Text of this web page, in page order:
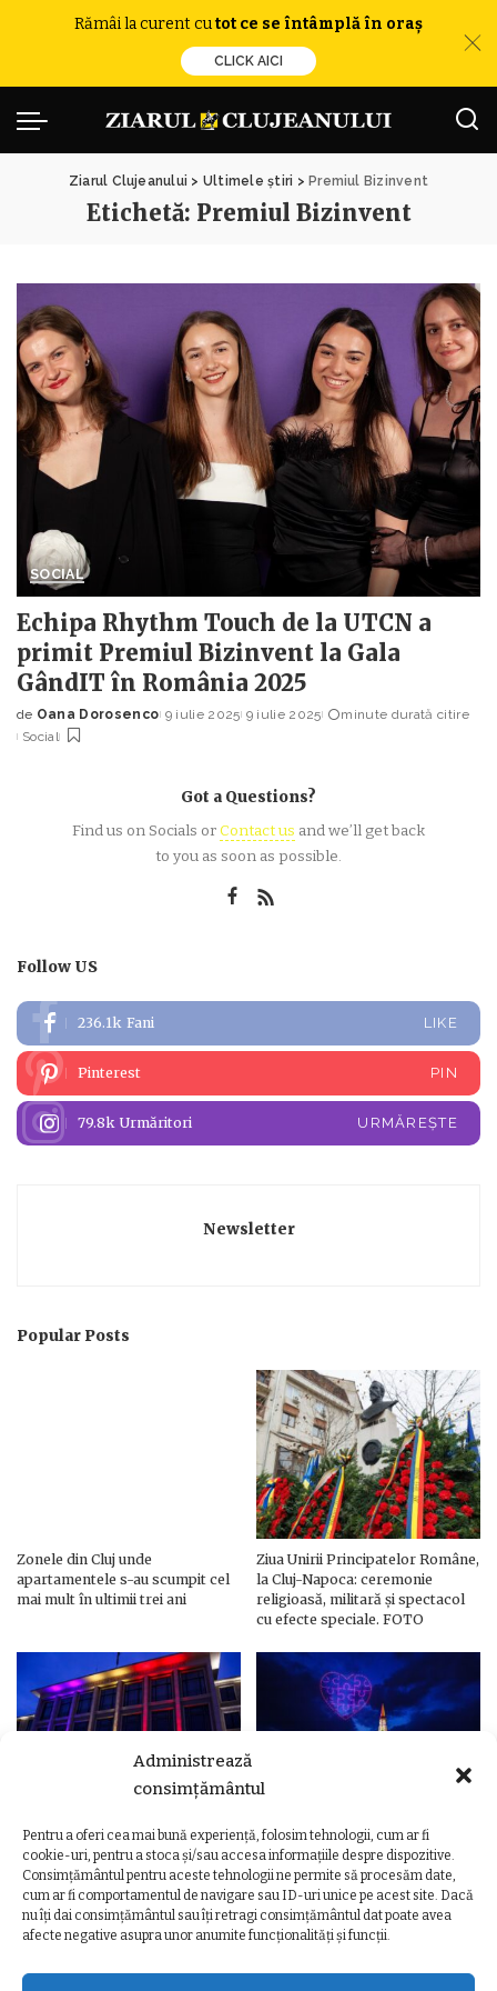
Administrează
consimțământul
Pentru a oferi cea mai bună experiență, folosim tehnologii, cum ar fi
cookie-uri, pentru a stoca și/sau accesa informațiile despre dispozitive.
Consimțământul pentru aceste tehnologii ne permite să procesăm date,
cum ar fi comportamentul de navigare sau ID-uri unice pe acest site. Dacă
nu îți dai consimțământul sau îți retragi consimțământul dat poate avea
afecte negative asupra unor anumite funcționalități și funcții.
Rămâi la curent cutot ce se întâmplă în oraș
CLICK AICI
Ziarul Clujeanului > Ultimele știri > Premiul Bizinvent
Etichetă: Premiul Bizinvent
SOCIAL
Echipa Rhythm Touch de la UTCN a
primit Premiul Bizinvent la Gala
GândIT în România 2025
Posted
by
de Oana Dorosenco 9 iulie 2025 9 iulie 2025
minute durată citire
Social
Got a Questions?
Find us on Socials orContact us and we’ll get back
to you as soon as possible.
Follow US
236.1k Fani LIKE
Pinterest PIN
79.8k Urmăritori URMĂREȘTE
Newsletter
Popular Posts
Zonele din Cluj unde
apartamentele s-au scumpit cel
mai mult în ultimii trei ani
Ziua Unirii Principatelor Române,
la Cluj-Napoca: ceremonie
religioasă, militară și spectacol
cu efecte speciale. FOTO
Ziua Unirii Principatelor Române
– Clădiri și poduri din Cluj,
iluminate în culorile drapelului
Ziua Unirii la Cluj-Napoca.
Programul complet al
evenimentelor